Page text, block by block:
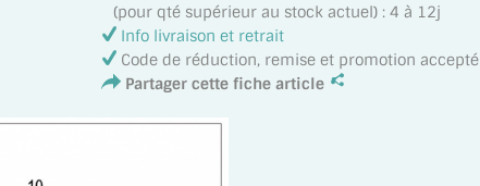
(pour qté supérieur au stock actuel) : 4 à 12j
Info livraison et retrait
Code de réduction, remise et promotion accepté
Partager cette fiche article